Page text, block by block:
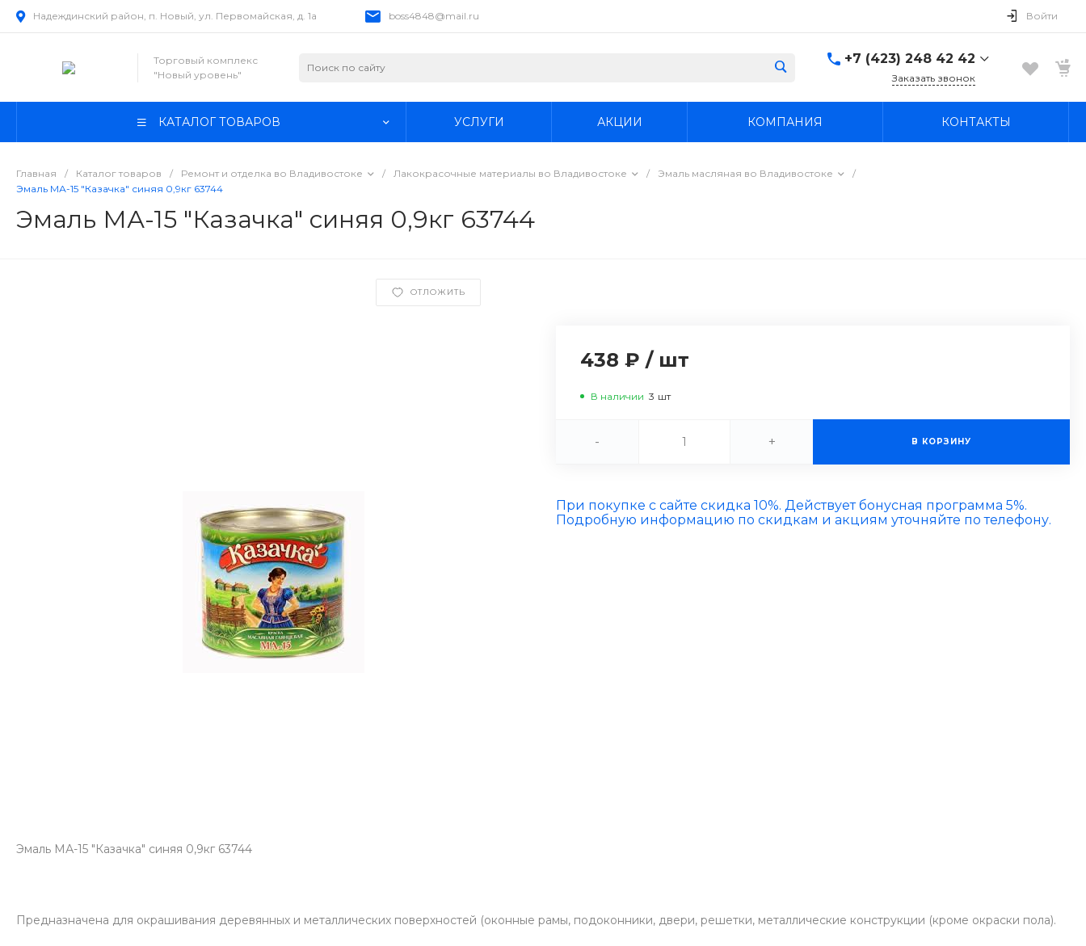
Надеждинский район, п. Новый, ул. Первомайская, д. 1а boss4848@mail.ru Войти
Торговый комплекс
"Новый уровень"
+7 (423) 248 42 42
Надеждинский район, п.
Заказать звонок
КАТАЛОГ ТОВАРОВ УСЛУГИ АКЦИИ КОМПАНИЯ КОНТАКТЫ
Главная / Каталог товаров / Ремонт и отделка во Владивостоке / Лакокрасочные материалы во Владивостоке / Эмаль масляная во Владивостоке
/
Эмаль МА-15 "Казачка" синяя 0,9кг 63744
Эмаль МА-15 "Казачка" синяя 0,9кг 63744
ОТЛОЖИТЬ
Эмаль МА-15 "Казачка" синяя 0,9кг 63744
438 ₽ / шт
В наличии 3 шт
- + В КОРЗИНУ
При покупке с сайте скидка 10%. Действует бонусная программа 5%.
Подробную информацию по скидкам и акциям уточняйте по телефону.
Предназначена для окрашивания деревянных и металлических поверхностей (оконные рамы, подоконники, двери, решетки, металлические конструкции (кроме окраски пола).